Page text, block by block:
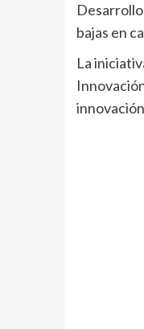
bajas en
La